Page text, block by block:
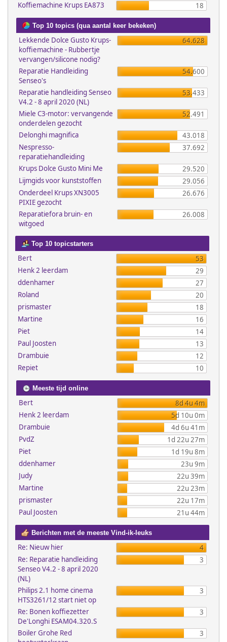
Koffiemachine Krups EA873 18
Top 10 topics (qua aantal keer bekeken)
Lekkende Dolce Gusto Krups-
koffiemachine - Rubbertje
vervangen/silicone nodig?
64.628
Reparatie Handleiding
Senseo's
54.600
Reparatie handleiding Senseo
V4.2 - 8 april 2020 (NL)
53.433
Miele C3-motor: vervangende
onderdelen gezocht
52.491
Delonghi magnifica
43.018
Nespresso-
reparatiehandleiding
37.692
Krups Dolce Gusto Mini Me
29.520
Lijmgids voor kunststoffen
29.056
Onderdeel Krups XN3005
PIXIE gezocht
26.676
Reparatiefora bruin- en
witgoed
26.008
Top 10 topicstarters
Bert
53
Henk 2 leerdam
29
ddenhamer
27
Roland
20
prismaster
18
Martine
16
Piet
14
Paul Joosten
13
Drambuie
12
Repiet
10
Meeste tijd online
Bert
8d 4u 4m
Henk 2 leerdam
5d 10u 0m
Drambuie
4d 6u 41m
PvdZ
1d 22u 27m
Piet
1d 19u 8m
ddenhamer
23u 9m
Judy
22u 39m
Martine
22u 23m
prismaster
22u 17m
Paul Joosten
21u 44m
Berichten met de meeste Vind-ik-leuks
Re: Nieuw hier
4
Re: Reparatie handleiding
Senseo V4.2 - 8 april 2020
(NL)
3
Philips 2.1 home cinema
HTS3261/12 start niet op
3
Re: Bonen koffiezetter
De'Longhi ESAM04.320.S
3
Boiler Grohe Red
3